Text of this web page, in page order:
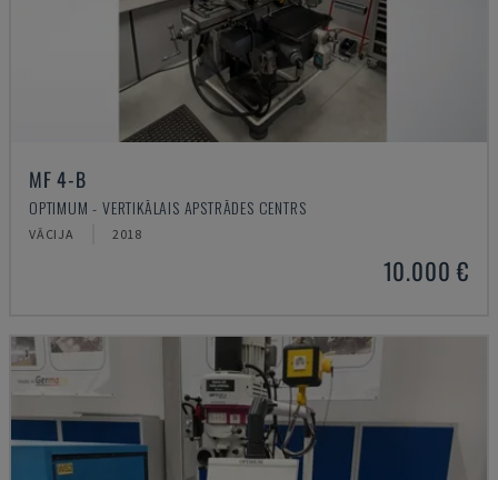
MF 4-B
OPTIMUM - VERTIKĀLAIS APSTRĀDES CENTRS
VĀCIJA 2018
10.000 €